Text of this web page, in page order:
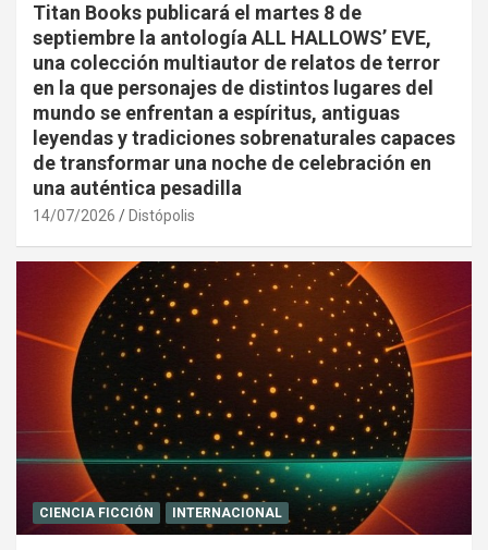
Titan Books publicará el martes 8 de
septiembre la antología ALL HALLOWS’ EVE,
una colección multiautor de relatos de terror
en la que personajes de distintos lugares del
mundo se enfrentan a espíritus, antiguas
leyendas y tradiciones sobrenaturales capaces
de transformar una noche de celebración en
una auténtica pesadilla
14/07/2026 Distópolis
CIENCIA FICCIÓN INTERNACIONAL